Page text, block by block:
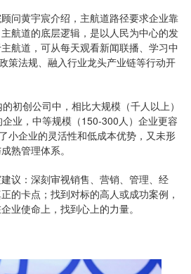
问黄宇宸介绍，主航道路径要求企业靠
航道的底层逻辑，是以人民为中心的发
航道，可从每天观看新闻联播、学习中
策法规、融入行业龙头产业链等行动开
初创公司中，相比大规模（千人以上）
业，中等规模（150-300人）企业更容
小企业的灵活性和低成本优势，又未形
熟管理体系。
议：深刻审视销售、营销、管理、经
的卡点；找到对标的高人或成功案例，
业使命上，找到心上的力量。